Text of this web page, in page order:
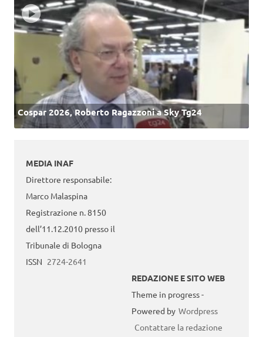
Cospar 2026, Roberto Ragazzoni a Sky Tg24
MEDIA INAF
Direttore responsabile:
Marco Malaspina
Registrazione n. 8150
dell’11.12.2010 presso il
Tribunale di Bologna
ISSN 2724-2641
REDAZIONE E SITO WEB
Theme in progress -
Powered by Wordpress
Contattare la redazione